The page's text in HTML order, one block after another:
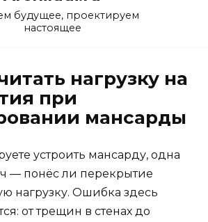
будущее, проектируем
настоящее
нагрузку на
при
мансарды
устроить мансарду, одна
— понёс ли перекрытие
нагрузку. Ошибка здесь
от трещин в стенах до